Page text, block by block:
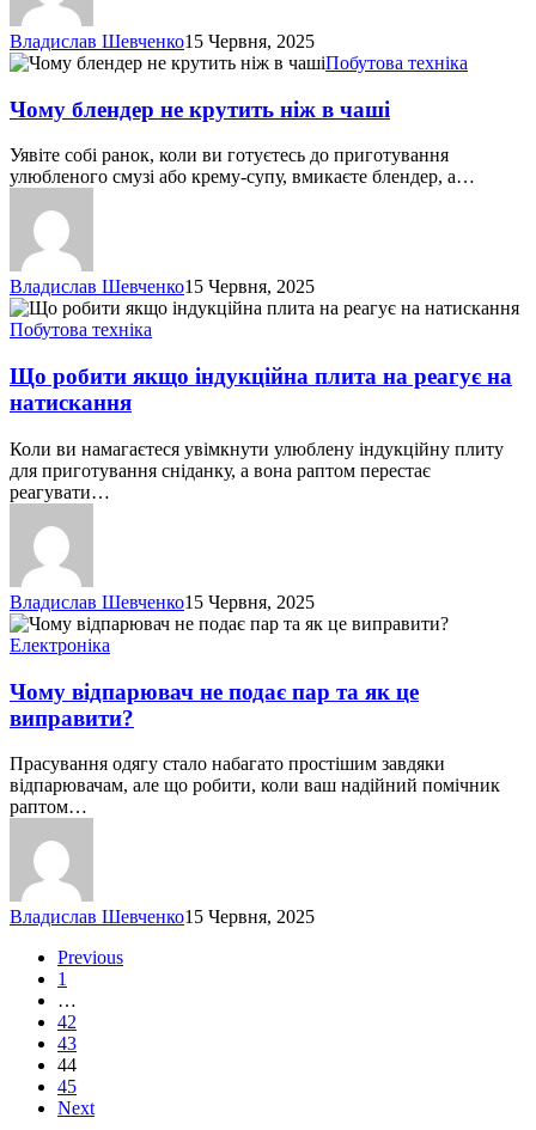
Владислав Шевченко15 Червня, 2025
Чому
не
крутить
ніж
в
чаші
Побутова техніка
Чому блендер не крутить ніж в чаші
Уявіте собі ранок, коли ви готуєтесь до приготування
улюбленого смузі або крему-супу, вмикаєте блендер, а…
Владислав Шевченко15 Червня, 2025
Що
робити
індукційна
плита
на
на
натискання
Побутова техніка
Що робити якщо індукційна плита на реагує на
натискання
Коли ви намагаєтеся увімкнути улюблену індукційну плиту
для приготування сніданку, а вона раптом перестає
реагувати…
Владислав Шевченко15 Червня, 2025
Чому
відпарювач
подає
пар
та
це
виправити?
Електроніка
Чому відпарювач не подає пар та як це
виправити?
Прасування одягу стало набагато простішим завдяки
відпарювачам, але що робити, коли ваш надійний помічник
раптом…
Владислав Шевченко15 Червня, 2025
Previous
1
…
42
43
44
45
Next